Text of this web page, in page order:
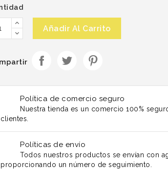
Añadir Al Carrito
Política de comercio seguro
Nuestra tienda es un comercio 100%
clientes.
Políticas de envío
Todos nuestros productos se envían con
proporcionando un número de seguimiento.